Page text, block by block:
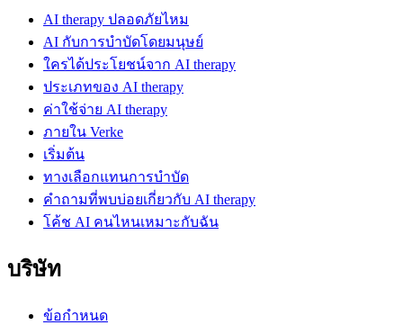
AI therapy ปลอดภัยไหม
AI กับการบำบัดโดยมนุษย์
ใครได้ประโยชน์จาก AI therapy
ประเภทของ AI therapy
ค่าใช้จ่าย AI therapy
ภายใน Verke
เริ่มต้น
ทางเลือกแทนการบำบัด
คำถามที่พบบ่อยเกี่ยวกับ AI therapy
โค้ช AI คนไหนเหมาะกับฉัน
บริษัท
ข้อกำหนด